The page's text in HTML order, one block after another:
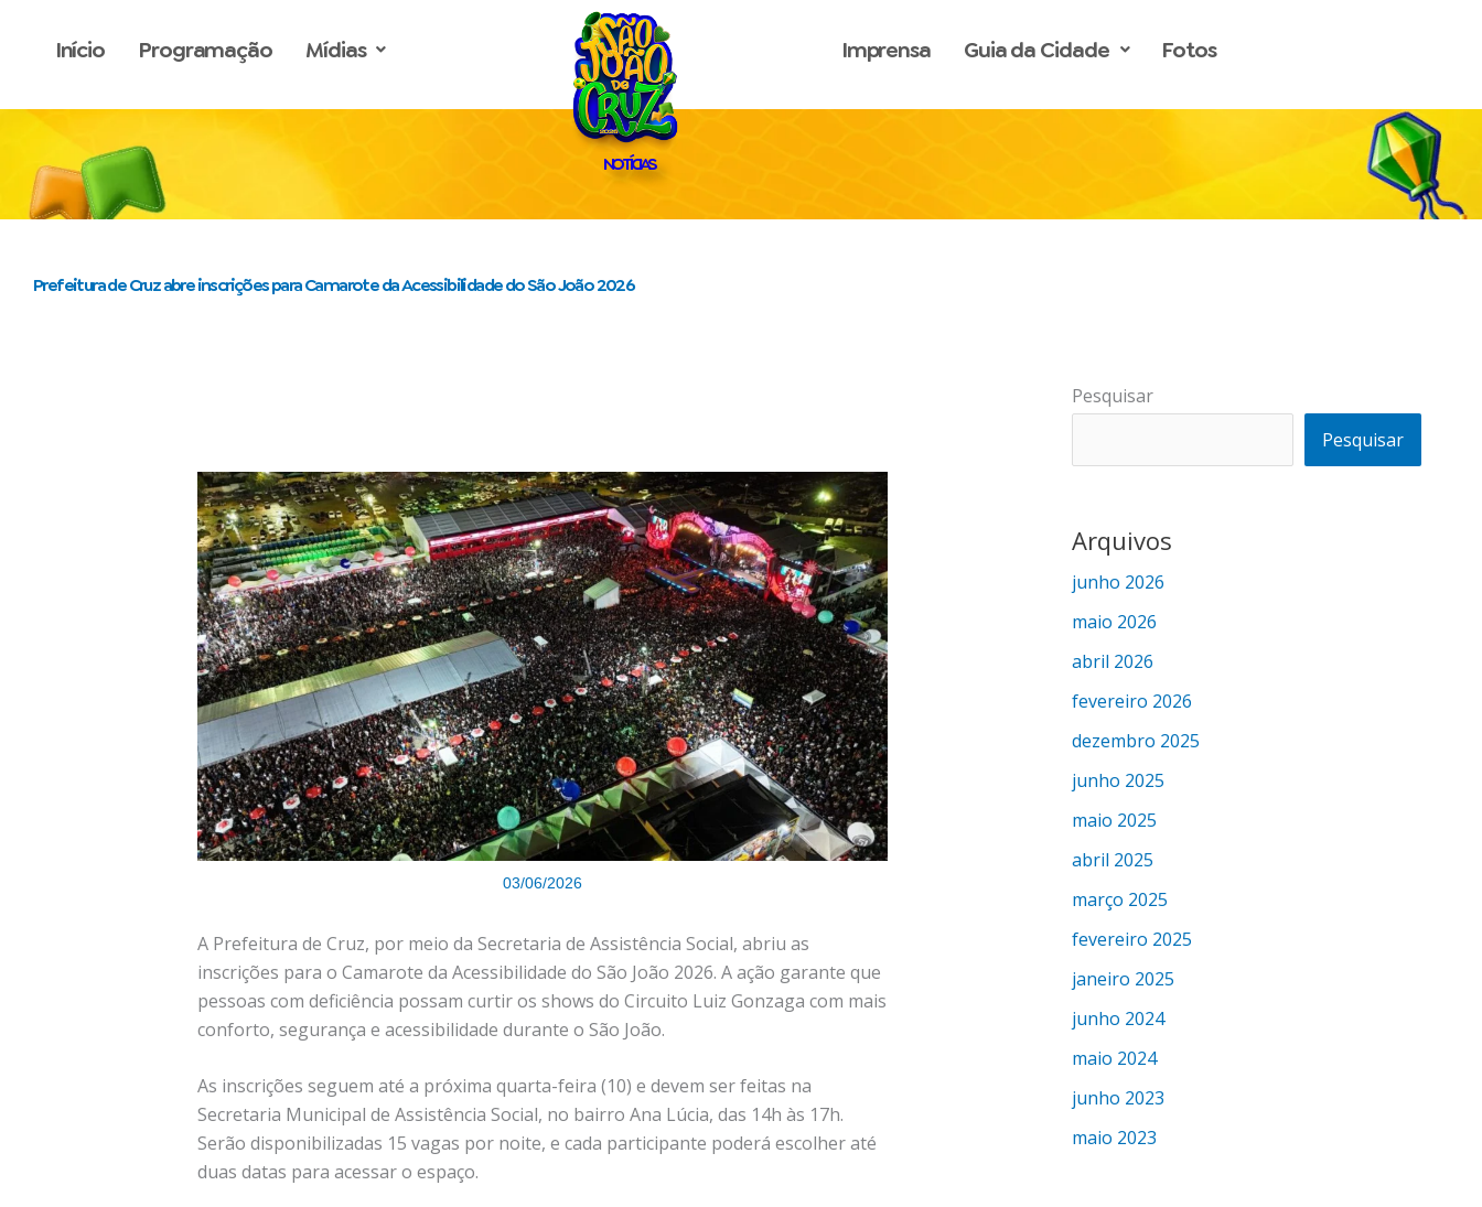
Início Programação Mídias Imprensa Guia da Cidade Fotos
NOTÍCIAS
Prefeitura de Cruz abre inscrições para Camarote da Acessibilidade do São João 2026
03/06/2026
A Prefeitura de Cruz, por meio da Secretaria de Assistência Social, abriu as
inscrições para o Camarote da Acessibilidade do São João 2026. A ação garante que
pessoas com deficiência possam curtir os shows do Circuito Luiz Gonzaga com mais
conforto, segurança e acessibilidade durante o São João.
As inscrições seguem até a próxima quarta-feira (10) e devem ser feitas na
Secretaria Municipal de Assistência Social, no bairro Ana Lúcia, das 14h às 17h.
Serão disponibilizadas 15 vagas por noite, e cada participante poderá escolher até
duas datas para acessar o espaço.
Pesquisar
Pesquisar
Arquivos
junho 2026
maio 2026
abril 2026
fevereiro 2026
dezembro 2025
junho 2025
maio 2025
abril 2025
março 2025
fevereiro 2025
janeiro 2025
junho 2024
maio 2024
junho 2023
maio 2023